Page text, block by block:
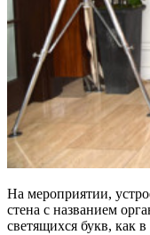
На мероприятии,
стена с названием
светящихся букв, как в